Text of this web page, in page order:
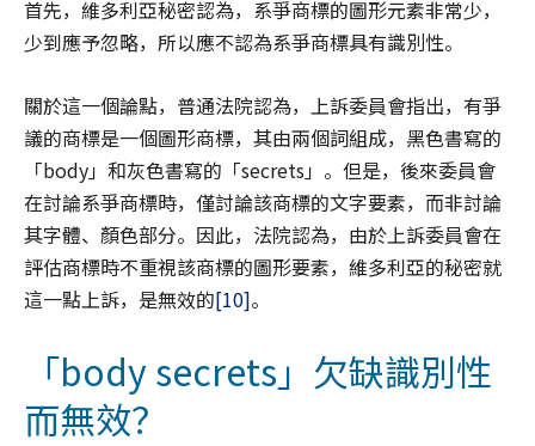
首先，維多利亞秘密認為，系爭商標的圖形元素非常少，
少到應予忽略，所以應不認為系爭商標具有識別性。
關於這一個論點，普通法院認為，上訴委員會指出，有爭
議的商標是一個圖形商標，其由兩個詞組成，黑色書寫的
「body」和灰色書寫的「secrets」。但是，後來委員會
在討論系爭商標時，僅討論該商標的文字要素，而非討論
其字體、顏色部分。因此，法院認為，由於上訴委員會在
評估商標時不重視該商標的圖形要素，維多利亞的秘密就
這一點上訴，是無效的[10]。
「body secrets」欠缺識別性
而無效？